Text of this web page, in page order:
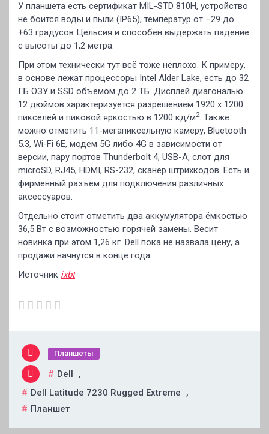
У планшета есть сертификат MIL-STD 810H, устройство
не боится воды и пыли (IP65), температур от –29 до
+63 градусов Цельсия и способен выдержать падение
с высоты до 1,2 метра.
При этом технически тут всё тоже неплохо. К примеру,
в основе лежат процессоры Intel Alder Lake, есть до 32
ГБ ОЗУ и SSD объёмом до 2 ТБ. Дисплей диагональю
12 дюймов характеризуется разрешением 1920 х 1200
пикселей и пиковой яркостью в 1200 кд/м2. Также
можно отметить 11-мегапиксельную камеру, Bluetooth
5.3, Wi-Fi 6E, модем 5G либо 4G в зависимости от
версии, пару портов Thunderbolt 4, USB-A, слот для
microSD, RJ45, HDMI, RS-232, сканер штрихкодов. Есть и
фирменный разъём для подключения различных
аксессуаров.
Отдельно стоит отметить два аккумулятора ёмкостью
36,5 Вт с возможностью горячей замены. Весит
новинка при этом 1,26 кг. Dell пока не назвала цену, а
продажи начнутся в конце года.
Источник ixbt
Планшеты
Dell
,
Dell Latitude 7230 Rugged Extreme
,
Планшет